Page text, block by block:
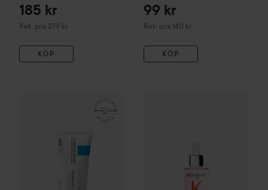
185 kr
Rek. pris 279 kr
Rekommenderat pris 279 kr
KÖP
99 kr
Rek. pris 140 kr
Rekommenderat pris 140 kr
KÖP
La Roche-Posay